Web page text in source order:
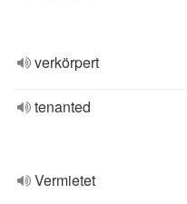
verkörpert
tenanted
Vermietet